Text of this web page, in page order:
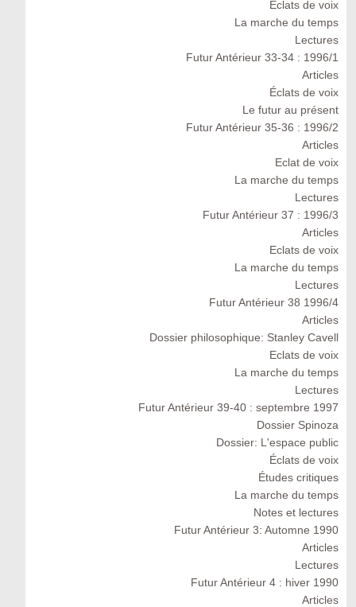
Éclats de voix
La marche du temps
Lectures
Futur Antérieur 33-34 : 1996/1
Articles
Éclats de voix
Le futur au présent
Futur Antérieur 35-36 : 1996/2
Articles
Eclat de voix
La marche du temps
Lectures
Futur Antérieur 37 : 1996/3
Articles
Eclats de voix
La marche du temps
Lectures
Futur Antérieur 38 1996/4
Articles
Dossier philosophique: Stanley Cavell
Eclats de voix
La marche du temps
Lectures
Futur Antérieur 39-40 : septembre 1997
Dossier Spinoza
Dossier: L'espace public
Éclats de voix
Études critiques
La marche du temps
Notes et lectures
Futur Antérieur 3: Automne 1990
Articles
Lectures
Futur Antérieur 4 : hiver 1990
Articles